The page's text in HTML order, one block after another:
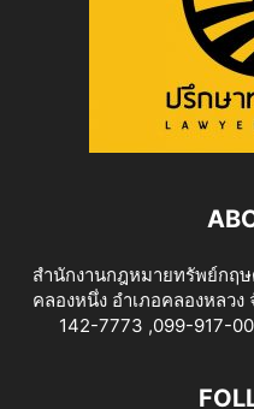
สำนักงานกฎหมายทรัพย์กฤ
คลองหนึ่ง อำเภอคลองหลว
142-7773 ,099-917-